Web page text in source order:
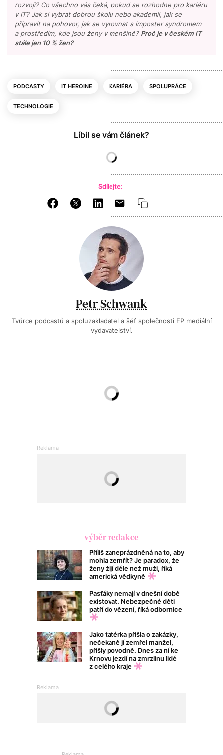
rozvoji? Co všechno vás čeká, pokud se rozhodne pro kariéru
v IT? Jak si vybrat dobrou školu nebo akademii, jak se
připravit na pohovor, jak se vyrovnat s imposter syndromem
a prostředím, kde jsou ženy v menšině? Proč je v českém IT
stále jen 10 % žen?
PODCASTY IT HEROINE KARIÉRA SPOLUPRÁCE
TECHNOLOGIE
Líbil se vám článek?
Sdílejte:
Petr Schwank
Tvůrce podcastů a spoluzakladatel a šéf společnosti EP mediální
vydavatelství.
výběr redakce
Příliš zaneprázdněná na to, aby
mohla zemřít? Je paradox, že
ženy žijí déle než muži, říká
americká vědkyně
Pasťáky nemají v dnešní době
existovat. Nebezpečné děti
patří do vězení, říká odbornice
Jako tatérka přišla o zakázky,
nečekaně jí zemřel manžel,
přišly povodně. Dnes za ní ke
Krnovu jezdí na zmrzlinu lidé
z celého kraje